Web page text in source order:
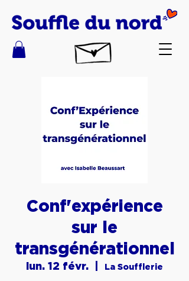
Conf'expérience
sur le
transgénérationnel
lun. 12 févr. La Soufflerie